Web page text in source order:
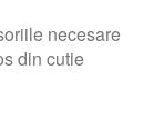
necesare
din cutie